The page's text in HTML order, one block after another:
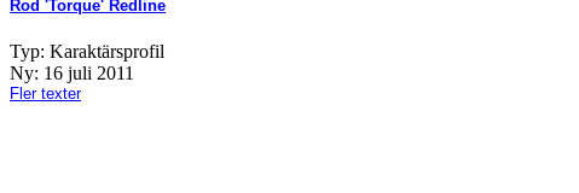
Rod 'Torque' Redline
Typ: Karaktärsprofil
Ny: 16 juli 2011
Fler texter